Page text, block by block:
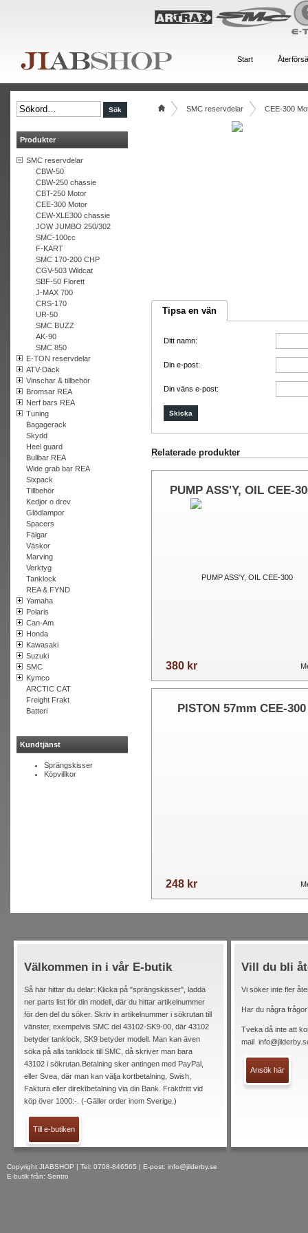
Start
Produkter
SMC reservdelar
CBW-50
CBW-250 chassie
CBT-250 Motor
CEE-300 Motor
CEW-XLE300 chassie
JOW JUMBO 250/302
SMC-100cc
F-KART
SMC 170-200 CHP
CGV-503 Wildcat
SBF-50 Florett
J-MAX 700
CRS-170
UR-50
SMC BUZZ
AK-90
SMC 850
E-TON reservdelar
ATV-Däck
Vinschar & tillbehör
Bromsar REA
Nerf bars REA
Tuning
Bagagerack
Skydd
Heel guard
Bullbar REA
Wide grab bar REA
Sixpack
Tillbehör
Kedjor o drev
Glödlampor
Spacers
Fälgar
Väskor
Marving
Verktyg
Tanklock
REA & FYND
Yamaha
Polaris
Can-Am
Honda
Kawasaki
Suzuki
SMC
Kymco
ARCTIC CAT
Freight Frakt
Batteri
Kundtjänst
Sprängskisser
Köpvillkor
SMC reservdelar CEE-300
Tipsa en vän
Ditt namn:
Din e-post:
Din väns e-post:
Relaterade produkter
PUMP ASS'Y, OIL CEE-
380 kr
PISTON 57mm CEE-300
248 kr
Välkommen in i vår E-butik
Så här hittar du delar: Klicka på "sprängskisser", ladda
ner parts list för din modell, där du hittar artikelnummer
för den del du söker. Skriv in artikelnummer i sökrutan till
vänster, exempelvis SMC del 43102-SK9-00, där 43102
betyder tanklock, SK9 betyder modell. Man kan även
söka på alla tanklock till SMC, då skriver man bara
43102 i sökrutan.Betalning sker antingen med PayPal,
eller Svea, där man kan välja kortbetalning, Swish,
Faktura eller direktbetalning via din Bank. Fraktfritt vid
köp över 1000:-. (-Gäller order inom Sverige.)
Till e-butiken
Vill du bli
Vi söker inte fler
Har du några
Tveka då inte att
mail
Ansök här
Copyright JIABSHOP | Tel: 0708-846565 | E-post: info@jilderby.se
E-butik från: Sentro